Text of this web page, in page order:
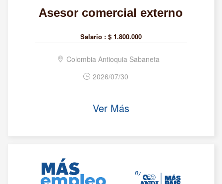
Asesor comercial externo
Salario : $ 1.800.000
Colombia Antioquia Sabaneta
2026/07/30
Ver Más